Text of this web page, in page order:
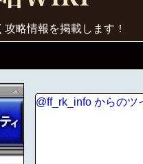
略情報を掲載します！
@ff_rk_info からのツ